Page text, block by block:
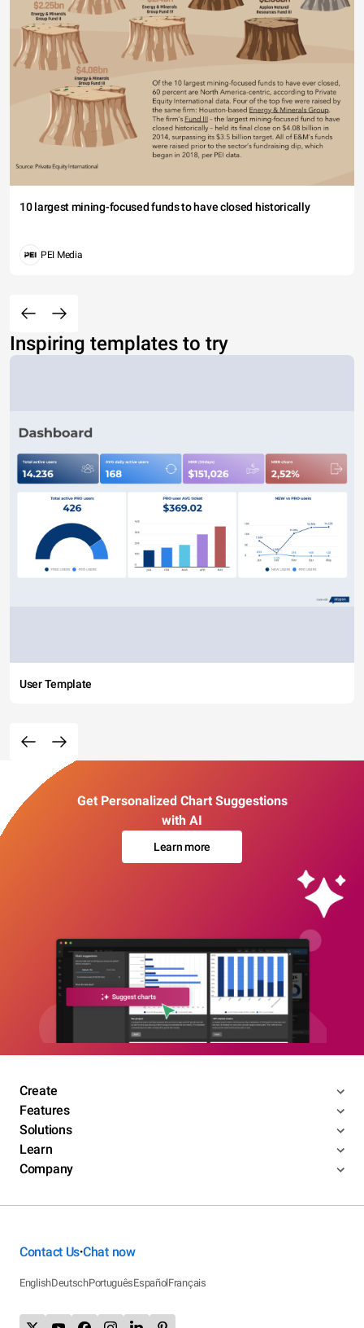
10 largest mining-focused funds to have closed historically
PEI Media
Inspiring templates to try
User Template
Get Personalized Chart Suggestions
with AI
Learn more
Create
Features
Solutions
Learn
Company
Contact Us•Chat now
EnglishDeutschPortuguêsEspañolFrançais